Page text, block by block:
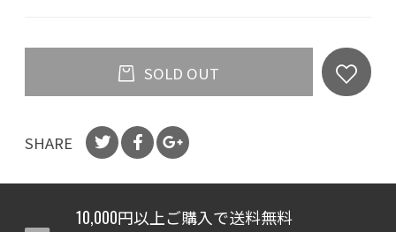
SOLD OUT
SHARE
10,000円以上ご購入で送料無料